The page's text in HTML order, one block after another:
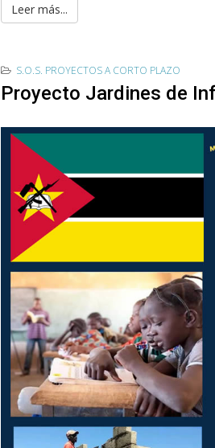
Leer más...
S.O.S. PROYECTOS A CORTO PLAZO
Proyecto Jardines de